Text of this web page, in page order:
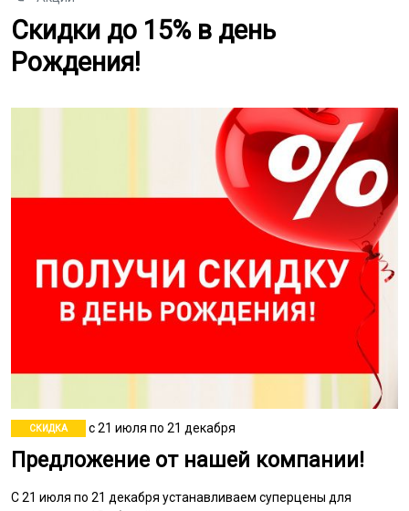
Скидки до 15% в день
Рождения!
СКИДКА с 21 июля по 21 декабря
Предложение от нашей компании!
С 21 июля по 21 декабря устанавливаем суперцены для